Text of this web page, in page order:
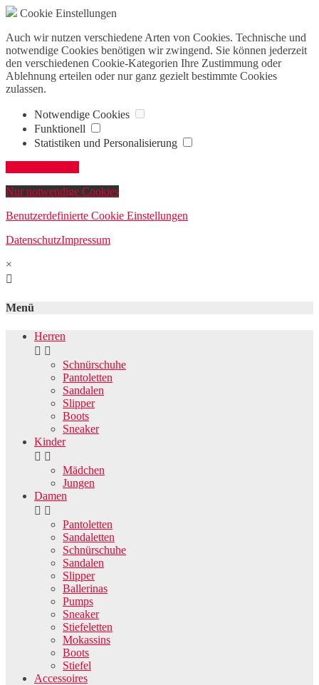
Cookie Einstellungen
Auch wir nutzen verschiedene Arten von Cookies. Technische und
notwendige Cookies benötigen wir zwingend. Sie können jederzeit
den verschiedenen Cookie-Kategorien Ihre Zustimmung oder
Ablehnung erteilen oder nur ganz gezielt bestimmte Cookies
zulassen.
Notwendige Cookies
Funktionell
Statistiken und Personalisierung
Nur notwendige Cookies
Benutzerdefinierte Cookie Einstellungen
DatenschutzImpressum
×

Menü
Herren
 
Schnürschuhe
Pantoletten
Sandalen
Slipper
Boots
Sneaker
Kinder
 
Mädchen
Jungen
Damen
 
Pantoletten
Sandaletten
Schnürschuhe
Sandalen
Slipper
Ballerinas
Pumps
Sneaker
Stiefeletten
Mokassins
Boots
Stiefel
Accessoires